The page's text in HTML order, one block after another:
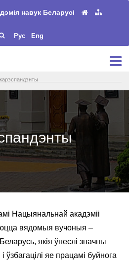
навук Беларусі
Рус Eng
Нацыянальнай акадэміі
вядомыя вучоныя –
якія ўнеслі значны
ўзбагацілі яе працамі буйнога